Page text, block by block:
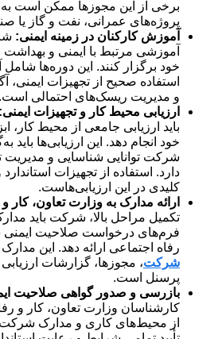
برخی از این مجوزها ممکن است
پروژه‌های عمرانی، نفت و گاز یا
آموزش کارکنان در زمینه ایمنی:
آموزشی مرتبط با ایمنی و
خود برگزار کنند. این دوره‌ها
استفاده صحیح از تجهیزات
و مدیریت ریسک‌های احتمالی است.
ارزیابی محیط کار و تجهیزات ایمنی:
باید ارزیابی جامعی از محیط کار،
خود انجام دهد. این ارزیابی‌ها باید
شرکت توانایی شناسایی و مدیریت
دارد. استفاده از تجهیزات
کلیدی در این ارزیابی‌هاست.
ارائه مدارک به وزارت تعاون،
تکمیل مراحل بالا، شرکت باید
فرم‌های درخواست صلاحیت ایمنی
رفاه اجتماعی ارائه دهد. این
شرکت، مجوزها، گزارشات
پرسنل است.
بازرسی و صدور گواهی صلاحیت
کارشناسان وزارت تعاون، کار و
از محیط‌های کاری و مدارک